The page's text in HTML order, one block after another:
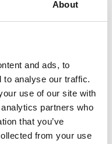
About
and ads, to
to analyse our traffic.
use of our site with
partners who
that you’ve
from your use
worden vaker